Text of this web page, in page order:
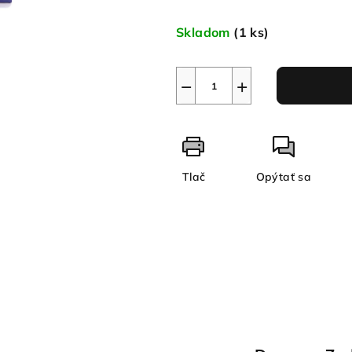
cena:
Skladom (1 ks)
+
−
Tlač Opýtať sa